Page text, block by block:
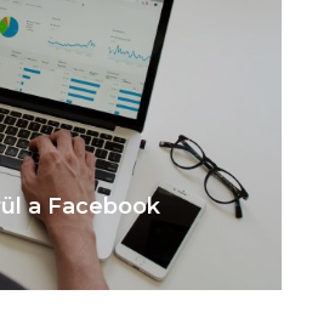
a Facebook